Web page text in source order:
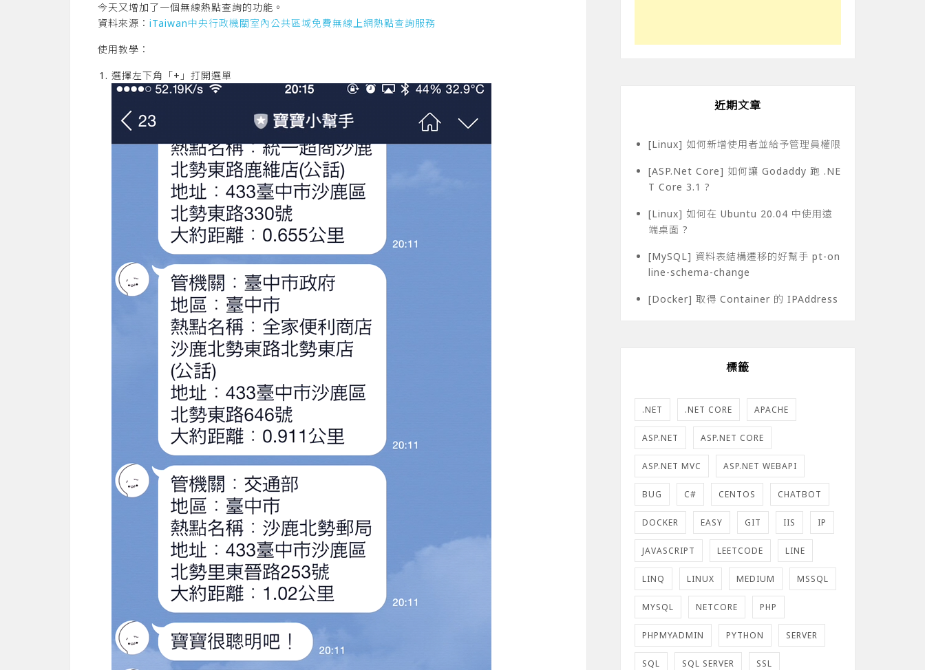
今天又增加了一個無線熱點查詢的功能。
資料來源： iTaiwan中央行政機關室內公共區域免費無線上網熱點查詢服務
使用教學：
選擇左下角「+」打開選單
近期文章
[Linux] 如何新增使用者並給予管理員權限
[ASP.Net Core] 如何讓 Godaddy 跑 .NE
T Core 3.1 ?
[Linux] 如何在 Ubuntu 20.04 中使用遠
端桌面 ?
[MySQL] 資料表結構遷移的好幫手 pt-on
line-schema-change
[Docker] 取得 Container 的 IPAddress
標籤
.NET .NET CORE APACHE
ASP.NET ASP.NET CORE
ASP.NET MVC ASP.NET WEBAPI
BUG C# CENTOS CHATBOT
DOCKER EASY GIT IIS IP
JAVASCRIPT LEETCODE LINE
LINQ LINUX MEDIUM MSSQL
MYSQL NETCORE PHP
PHPMYADMIN PYTHON SERVER
SQL SQL SERVER SSL